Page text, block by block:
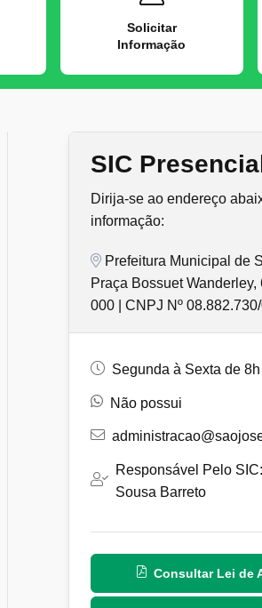
Solicitar
Informação
SIC
Dirija-se ao endereço
informação:
Prefeitura Municipal de
Praça Bossuet
000 | CNPJ Nº
Segunda à Sexta de
Não possui
Responsável Pelo
Sousa Barreto
Consultar Lei de